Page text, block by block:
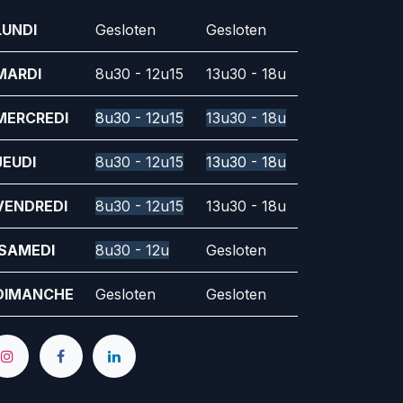
Gesloten Gesloten
8u30 - 12u15 13u30 - 18u
8u30 - 12u15 13u30 - 18u
8u30 - 12u15 13u30 - 18u
8u30 - 12u15 13u30 - 18u
8u30 - 12u Gesloten
Gesloten Gesloten